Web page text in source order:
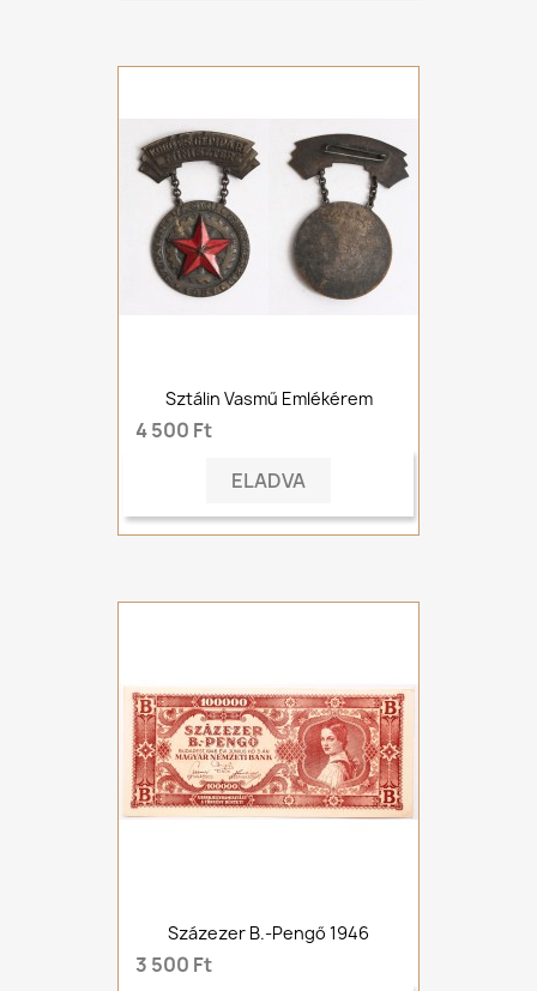
Sztálin Vasmű Emlékérem
4 500 Ft
ELADVA
Százezer B.-Pengő 1946
3 500 Ft